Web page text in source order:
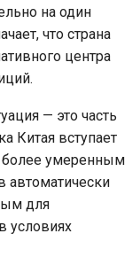
на один
что страна
центра
— это часть
Китая вступает
более умеренным
автоматически
для
условиях